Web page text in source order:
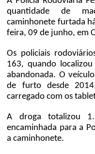
quantidade de
caminhonete furtada
feira, 09 de junho, em
Os policiais
163, quando
abandonada. O
de furto desde
carregado com os
A droga totalizou
encaminhada para a
a caminhonete.